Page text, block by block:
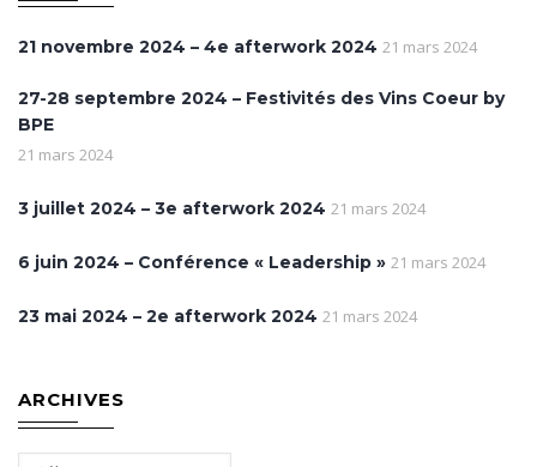
21 novembre 2024 – 4e afterwork 2024 21 mars 2024
27-28 septembre 2024 – Festivités des Vins Coeur by
BPE
21 mars 2024
3 juillet 2024 – 3e afterwork 2024 21 mars 2024
6 juin 2024 – Conférence « Leadership » 21 mars 2024
23 mai 2024 – 2e afterwork 2024 21 mars 2024
ARCHIVES